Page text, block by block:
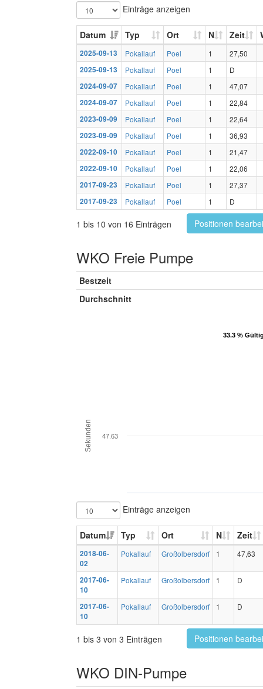
Einträge anzeigen
Datum Typ Ort N Zeit
2025-09-13 Pokallauf Poel 1
27,50
2025-09-13
Pokallauf Poel 1
D
2024-09-07
Pokallauf Poel 1
47,07
2024-09-07
Pokallauf Poel 1
22,84
2023-09-09
Pokallauf Poel 1
22,64
2023-09-09
Pokallauf Poel 1
36,93
2022-09-10
Pokallauf Poel 1
21,47
2022-09-10
Pokallauf Poel 1
22,06
2017-09-23
Pokallauf Poel 1
27,37
2017-09-23
Pokallauf Poel 1 D
1 bis 10 von 16 Einträgen Positionen
WKO Freie Pumpe
Bestzeit
Durchschnitt
33.3 %
33.3 %
Sekunden 47.63
Einträge anzeigen
Datum Typ Ort N Zeit
2018-06-
02
Pokallauf Großolbersdorf 1 47,63
2017-06-
10
Pokallauf Großolbersdorf 1 D
2017-06-
10
Pokallauf Großolbersdorf 1 D
1 bis 3 von 3 Einträgen Positionen
WKO DIN-Pumpe